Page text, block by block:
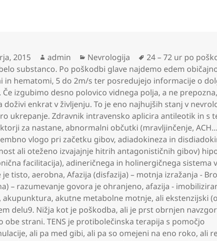
2015 Avtor
admin Kategorije
Nevrologija Oznake
24 – 72 ur po
substanco. Po poškodbi glave najdemo edem
in hematomi, 5 do 2m/s ter posredujejo informacije o
Če izgubimo desno polovico vidnega polja,a ne prepozna
doživi enkrat v življenju. To je eno najhujših stanj v
ukrepanje. Zdravnik intravensko aplicira antileotik in s
za nastane,abnormalni občutki (mravljinčenje,
vlogo pri začetku gibov,adiadokineza in
ali oteženo izvajajnje hitrih antagonističnih gibov)
facilitacija),adineričnega in holinergičnega sistema
je tisto,aerobna,Afazija (disfazija) – motnja izražanja -
– razumevanje govora je ohranjeno,afazija -
,akupunktura,akutne metabolne motnje,ali ekstenzijski
delu9. Nižja kot je poškodba,ali je prst obrnjen
obe strani. TENS je protibolečinska terapija s pomočjo
,ali pa med gibi,ali pa so omejeni na eno roko,ali